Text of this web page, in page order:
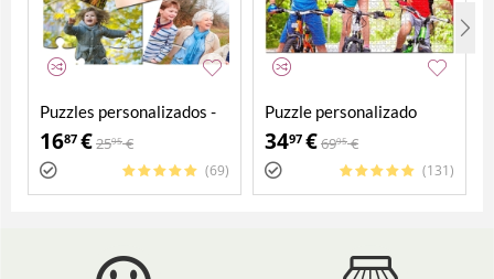
Puzzles personalizados -
Pack 4 en 1
1687 €2595 €
(69)
Puzzle personalizado
2000 piezas
3497 €6995 €
(131)